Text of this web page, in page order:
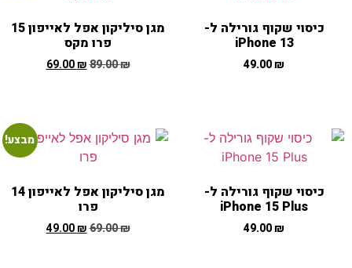
כיסוי שקוף גורילה ל-
iPhone 13
49.00₪
מגן סיליקון אפל לאייפון 15
פרו מקס
89.00₪
69.00₪
כיסוי שקוף גורילה ל-
iPhone 15 Plus
49.00₪
מבצע!
מגן סיליקון אפל לאייפון 14
פרו
69.00₪
49.00₪